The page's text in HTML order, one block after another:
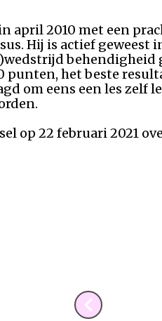
april 2010 met een
Hij is actief
behendigheid
punten, het beste
om eens een les zelf
op 22 februari 2021